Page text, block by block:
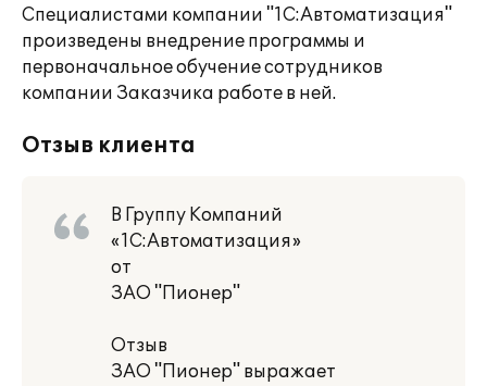
Специалистами компании "1С:Автоматизация"
произведены внедрение программы и
первоначальное обучение сотрудников
компании Заказчика работе в ней.
Отзыв клиента
В Группу Компаний
«1С:Автоматизация»
от
ЗАО "Пионер"
Отзыв
ЗАО "Пионер" выражает